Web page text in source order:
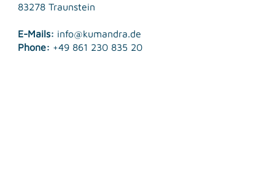
83278 Traunstein
E-Mails: info@kumandra.de
Phone: +49 861 230 835 20